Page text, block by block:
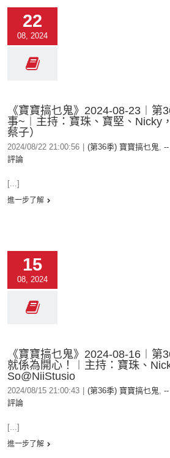
22
08, 2024
《寶寶搞乜鬼》2024-08-23︱第
事~︱主持：寶珠、寶堅、Nicky
蔡子）
2024/08/22 21:00:56 (第36季) 寶寶搞乜鬼,
評論
[...]
進一步了解
15
08, 2024
《寶寶搞乜鬼》2024-08-16︱第
就係為開心！︱主持：寶珠、
So@NiiStusio
2024/08/15 21:00:43 (第36季) 寶寶搞乜鬼,
評論
[...]
進一步了解